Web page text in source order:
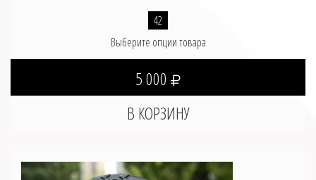
42
Выберите опции товара
5 000